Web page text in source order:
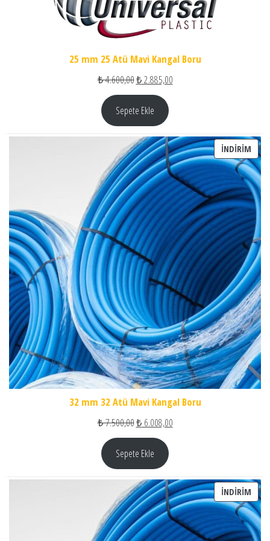
25 mm 25 Atü Mavi Kangal Boru
₺4.600,00Orijinal fiyat: ₺ 4.600,00.
₺2.885,00Şu andaki fiyat: ₺ 2.885,00.
Sepete Ekle
İNDIRIM
32 mm 32 Atü Mavi Kangal Boru
₺7.500,00Orijinal fiyat: ₺ 7.500,00.
₺6.008,00Şu andaki fiyat: ₺ 6.008,00.
Sepete Ekle
İNDIRIM